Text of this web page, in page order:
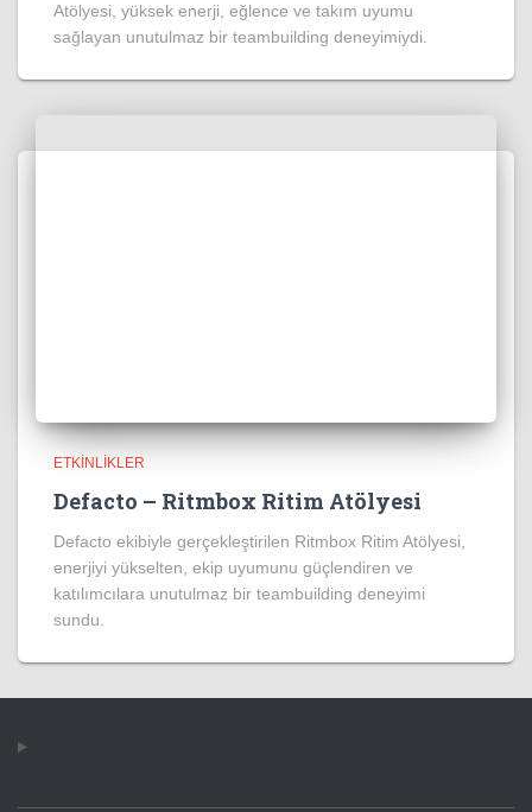
Atölyesi, yüksek enerji, eğlence ve takım uyumu
sağlayan unutulmaz bir teambuilding deneyimiydi.
ETKINLIKLER
Defacto – Ritmbox Ritim Atölyesi
Defacto ekibiyle gerçekleştirilen Ritmbox Ritim Atölyesi,
enerjiyi yükselten, ekip uyumunu güçlendiren ve
katılımcılara unutulmaz bir teambuilding deneyimi
sundu.